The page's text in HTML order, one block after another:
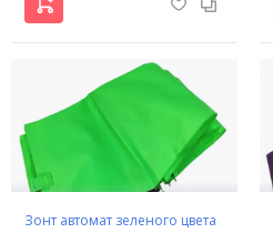
Зонт автомат зеленого цвета